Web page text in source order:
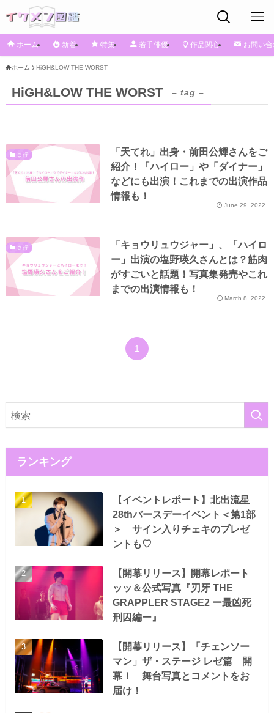
ホーム 新着 特集 若手俳優 作品関心 お問い
ホーム HiGH&LOW THE WORST
HiGH&LOW THE WORST – tag –
ま行
「天てれ」出身・前田公輝さんをご
紹介！「ハイロー」や「ダイナー」
などにも出演！これまでの出演作品
情報も！
June 29, 2022
さ行
「キョウリュウジャー」、「ハイロ
ー」出演の塩野瑛久さんとは？筋肉
がすごいと話題！写真集発売やこれ
までの出演情報も！
March 8, 2022
1
ランキング
【イベントレポート】北出流星
28thバースデーイベント＜第1部
＞ サイン入りチェキのプレゼ
ントも♡
【開幕リリース】開幕レポート
ッッ＆公式写真『刃牙 THE
GRAPPLER STAGE2 ー最凶死
刑囚編ー』
【開幕リリース】「チェンソー
マン」ザ・ステージ レゼ篇 開
幕！ 舞台写真とコメントをお
届け！